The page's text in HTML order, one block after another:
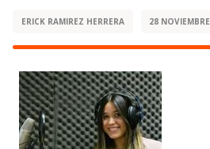
ERICK RAMIREZ HERRERA 28